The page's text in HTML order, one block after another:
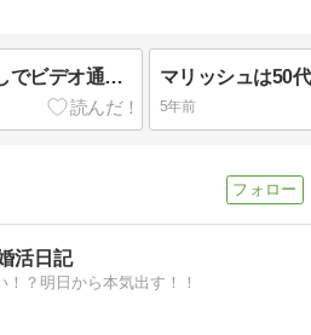
マリッシュは追加料金無しでビデオ通話が利用できるよ！
5年前
活日記
！？明日から本気出す！！